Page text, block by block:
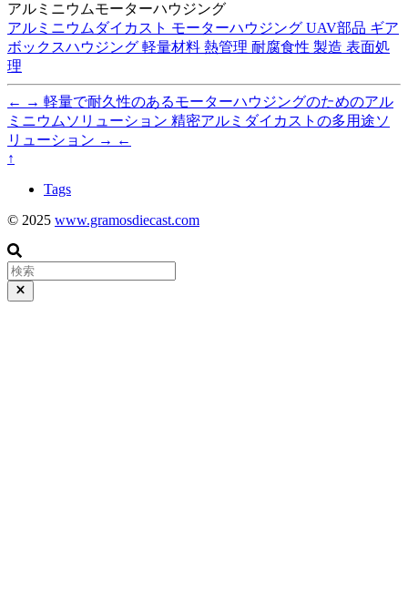
アルミニウムモーターハウジング
アルミニウムダイカスト モーターハウジング UAV部品 ギア
ボックスハウジング 軽量材料 熱管理 耐腐食性 製造 表面処
理
← → 軽量で耐久性のあるモーターハウジングのためのアル
ミニウムソリューション 精密アルミダイカストの多用途ソ
リューション → ←
↑
Tags
© 2025 www.gramosdiecast.com